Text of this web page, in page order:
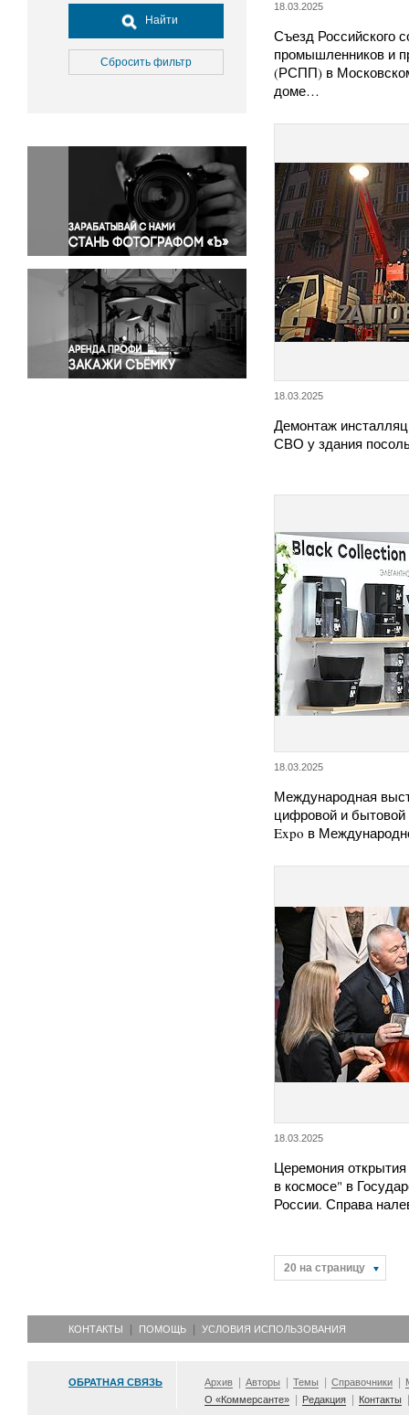
Досуг, туризм и отдых
Культура
Медицина
Окружающая среда
Политика
Правосудие
Происшествия и конфликты
Религия
Светская жизнь
Спорт
Экология
Экономика и бизнес
Найти
Сбросить фильтр
18.03.2025
Съезд Российского
промышленников и
(РСПП) в
доме…
18.03.2025
Демонтаж
СВО у здания
18.03.2025
Международная
цифровой и бытовой
Expo в
18.03.2025
Церемония
в космосе" в
России. Справа
20 на страницу
КОНТАКТЫ ПОМОЩЬ УСЛОВИЯ ИСПОЛЬЗОВАНИЯ
ОБРАТНАЯ СВЯЗЬ Архив Авторы Темы Справочники
О «Коммерсанте»
Редакция Контакты